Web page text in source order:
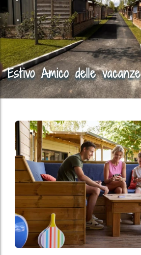
Estivo Amico delle vacanze